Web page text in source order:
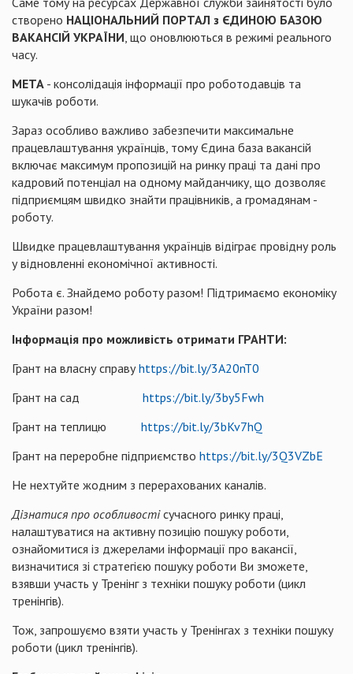
створено НАЦІОНАЛЬНИЙ ПОРТАЛ з ЄДИНОЮ БАЗОЮ
ВАКАНСІЙ УКРАЇНИ, що оновлюються в режимі реального
часу.
МЕТА - консолідація інформації про роботодавців та
шукачів роботи.
Зараз особливо важливо забезпечити максимальне
працевлаштування українців, тому Єдина база вакансій
включає максимум пропозицій на ринку праці та дані про
кадровий потенціал на одному майданчику, що дозволяє
підприємцям швидко знайти працівників, а громадянам -
роботу.
Швидке працевлаштування українців відіграє провідну роль
у відновленні економічної активності.
Робота є. Знайдемо роботу разом! Підтримаємо економіку
України разом!
Інформація про можливість отримати ГРАНТИ:
Грант на власну справуhttps://bit.ly/3A20nT0
Грант на сад https://bit.ly/3by5Fwh
Грант на теплицю https://bit.ly/3bKv7hQ
Грант на переробне підприємство https://bit.ly/3Q3VZbE
Не нехтуйте жодним з перерахованих каналів.
Дізнатися про особливостісучасного ринку праці,
налаштуватися на активну позицію пошуку роботи,
ознайомитися із джерелами інформації про вакансії,
визначитися зі стратегією пошуку роботи Ви зможете,
взявши участь у Тренінг з техніки пошуку роботи (цикл
тренінгів).
Тож, запрошуємо взяти участь у Тренінгах з техніки пошуку
роботи (цикл тренінгів).